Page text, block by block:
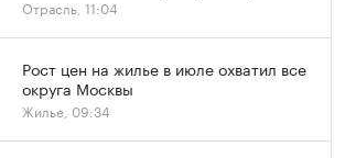
Отрасль, 11:04
Рост цен на жилье в июле охватил все
округа Москвы
Жилье, 09:34